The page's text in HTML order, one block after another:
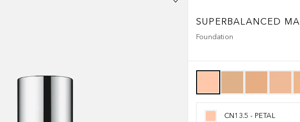
SUPERBALANCED
Foundation
CN13.5 - PETAL